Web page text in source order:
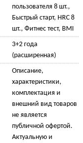
пользователя 8 шт.,
Быстрый старт, HRC 8
шт., Фитнес тест, BMI
3+2 года
(расширенная)
Описание,
характеристики,
комплектация и
внешний вид товаров
не является
публичной офертой.
Актуальную и